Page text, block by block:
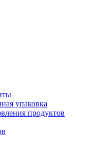
упаковка
продуктов